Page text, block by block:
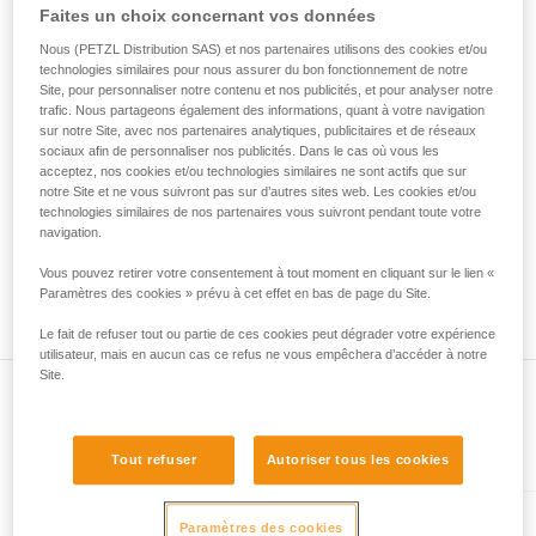
de la reproduire en autonomie.
Nous donnons des exemples de techniques
liées à votre activité. Il peut en exister d’autres
que nous ne décrivons pas ici.
de connexion de l'appareil.
• Évaluez la possibilité que le mousqueton se mette en
mauvaise position et la stabilité de cette mauvaise position.
• Vérifiez les risques d'interférence entre les éléments du
système et la bague du mousqueton.
Remarque
Pour les appareils munis d'une bague souple de maintien du
mousqueton (ZIGZAG, PIRANA...), refaites un test de
la bague souple peut avoir été déformée par le premier
mousqueton et ne plus maintenir correctement le second.
Présent dans l'article
Faites un choix concernant vos données
Nous (PETZL Distribution SAS) et nos partenaires utilisons des cookies et/ou
technologies similaires pour nous assurer du bon fonctionnement de notre
Site, pour personnaliser notre contenu et nos publicités, et pour analyser notre
trafic. Nous partageons également des informations, quant à votre navigation
sur notre Site, avec nos partenaires analytiques, publicitaires et de réseaux
sociaux afin de personnaliser nos publicités. Dans le cas où vous les
acceptez, nos cookies et/ou technologies similaires ne sont actifs que sur
notre Site et ne vous suivront pas sur d’autres sites web. Les cookies et/ou
technologies similaires de nos partenaires vous suivront pendant toute votre
navigation.
Vous pouvez retirer votre consentement à tout moment en cliquant sur le lien «
Paramètres des cookies » prévu à cet effet en bas de page du Site.
Le fait de refuser tout ou partie de ces cookies peut dégrader votre expérience
utilisateur, mais en aucun cas ce refus ne vous empêchera d’accéder à notre
Site.
Tout refuser Autoriser tous les cookies
Paramètres des cookies